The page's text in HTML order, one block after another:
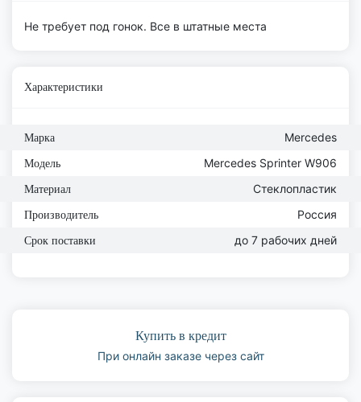
Не требует под гонок. Все в штатные места
Характеристики
Марка Mercedes
Модель Mercedes Sprinter W906
Материал Стеклопластик
Производитель Россия
Срок поставки до 7 рабочих дней
Купить в кредит
При онлайн заказе через сайт